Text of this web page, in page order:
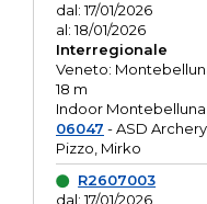
dal: 17/01/2026
al: 18/01/2026
Interregionale
Veneto:
18 m
Indoor Montebelluna
06047 - ASD
Pizzo, Mirko
R2607003
dal: 17/01/2026